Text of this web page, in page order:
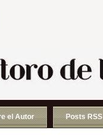
el Autor Posts RSS